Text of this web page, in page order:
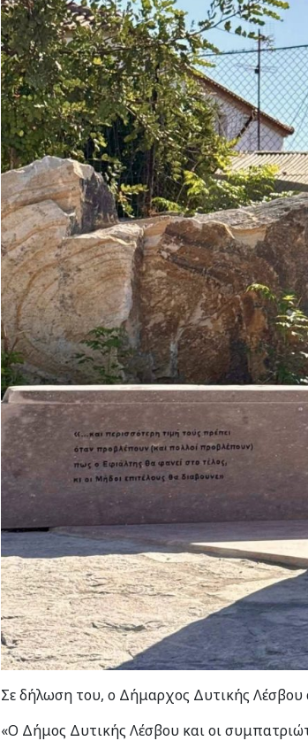
Σε δήλωση του, ο Δήμαρχος Δυτικής Λέσβου
«Ο Δήμος Δυτικής Λέσβου και οι